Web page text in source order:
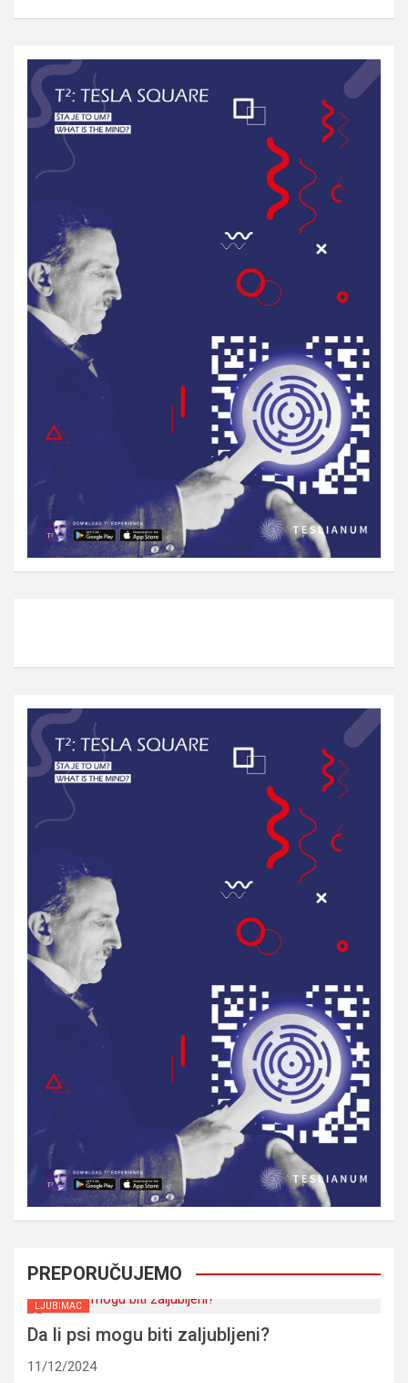
PREPORUČUJEMO
LJUBIMAC
Da li psi mogu biti zaljubljeni?
11/12/2024